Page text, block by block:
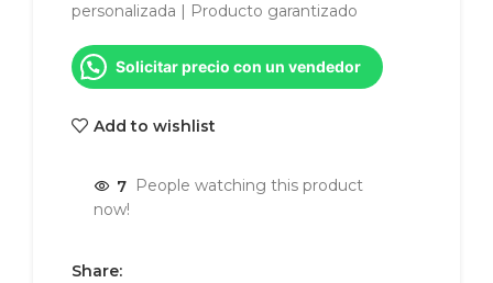
personalizada | Producto garantizado
Solicitar precio con un vendedor
Add to wishlist
7 People watching this product
now!
Share: